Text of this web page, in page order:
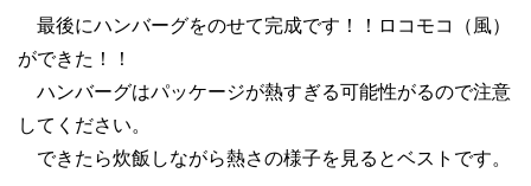
最後にハンバーグをのせて完成です！！ ロコモコ（風）
ができた！！
ハンバーグはパッケージが熱すぎる可能性がるので注意
してください。
できたら炊飯しながら熱さの様子を見るとベストです。